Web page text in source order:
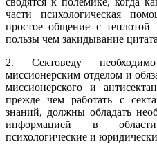
части психологическая
простое общение с
пользы чем закидывание
2. Сектоведу
миссионерским отделом и
миссионерского и
прежде чем работать с
знаний, должны обладать
информацией в
психологические и